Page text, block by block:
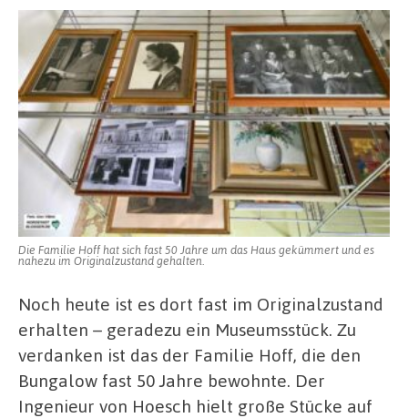
Die Familie Hoff hat sich fast 50 Jahre um das Haus gekümmert und es
nahezu im Originalzustand gehalten.
Noch heute ist es dort fast im Originalzustand
erhalten – geradezu ein Museumsstück. Zu
verdanken ist das der Familie Hoff, die den
Bungalow fast 50 Jahre bewohnte. Der
Ingenieur von Hoesch hielt große Stücke auf